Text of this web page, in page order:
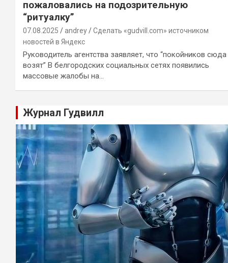
пожаловались на подозрительную
“ритуалку”
07.08.2025 andrey
Сделать «gudvill.com» источником
новостей в Яндекс
Руководитель агентства заявляет, что “покойников
возят” В белгородских социальных сетях появились
массовые жалобы на…
Журнал Гудвилл